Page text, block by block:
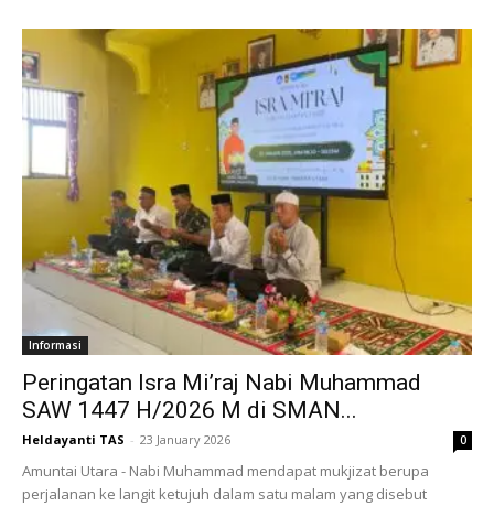
Informasi
Peringatan Isra Mi’raj Nabi Muhammad
SAW 1447 H/2026 M di SMAN...
Heldayanti TAS - 23 January 2026 0
Amuntai Utara - Nabi Muhammad mendapat mukjizat berupa
perjalanan ke langit ketujuh dalam satu malam yang disebut